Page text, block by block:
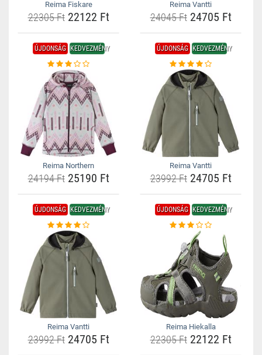
Reima Fiskare
22305 Ft22122 Ft
Reima Vantti
24045 Ft24705 Ft
ÚJDONSÁG KEDVEZMÉNY
Reima Northern
24194 Ft25190 Ft
ÚJDONSÁG KEDVEZMÉNY
Reima Vantti
23992 Ft24705 Ft
ÚJDONSÁG KEDVEZMÉNY
Reima Vantti
23992 Ft24705 Ft
ÚJDONSÁG KEDVEZMÉNY
Reima Hiekalla
22305 Ft22122 Ft